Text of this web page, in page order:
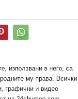
използвани в него, са
му права. Всички
графични и видео